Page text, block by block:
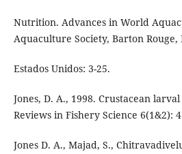
Nutrition. Advances in World
Aquaculture Society, Barton Rouge,
Estados Unidos: 3-25.
Jones, D. A., 1998. Crustacean
Reviews in Fishery Science 6(1&2):
Jones D. A., Majad, S.,